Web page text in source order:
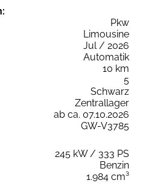
Pkw
Limousine
Jul / 2026
Automatik
10 km
5
Schwarz
Zentrallager
ab ca. 07.10.2026
GW-V3785
245 kW / 333 PS
Benzin
1.984 cm³